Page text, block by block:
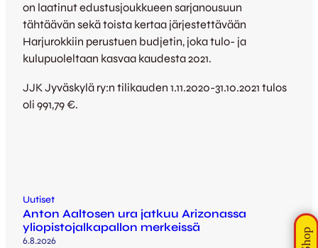
on laatinut edustusjoukkueen sarjanousuun
tähtäävän sekä toista kertaa järjestettävään
Harjurokkiin perustuen budjetin, joka tulo- ja
kulupuoleltaan kasvaa kaudesta 2021.
JJK Jyväskylä ry:n tilikauden 1.11.2020-31.10.2021 tulos
oli 991,79 €.
Uutiset
Anton Aaltosen ura jatkuu Arizonassa
yliopistojalkapallon merkeissä
6.8.2026